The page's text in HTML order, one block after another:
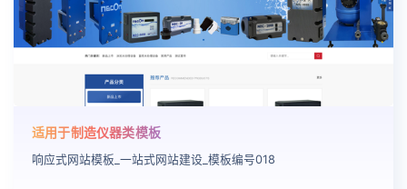
适用于制造仪器类模板
响应式网站模板_一站式网站建设_模板编号018